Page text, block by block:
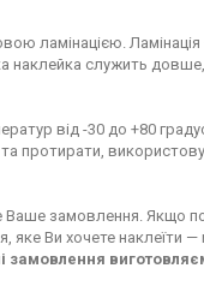
ламінацією.
наклейка служить довше,
від -30 до +80
протирати,
Ваше замовлення. Якщо
Ви хочете наклеїти —
замовлення